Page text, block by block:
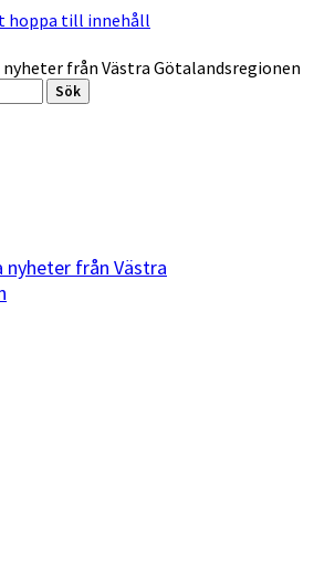
hoppa till innehåll
nyheter från Västra Götalandsregionen